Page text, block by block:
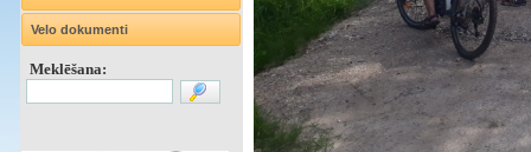
Velo dokumenti
Meklēšana: